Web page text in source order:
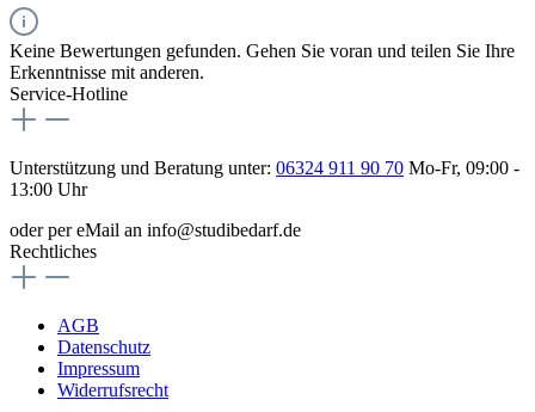
Keine Bewertungen gefunden. Gehen Sie voran und teilen Sie Ihre
Erkenntnisse mit anderen.
Service-Hotline
Unterstützung und Beratung unter: 06324 911 90 70 Mo-Fr, 09:00 -
13:00 Uhr
oder per eMail an info@studibedarf.de
Rechtliches
AGB
Datenschutz
Impressum
Widerrufsrecht